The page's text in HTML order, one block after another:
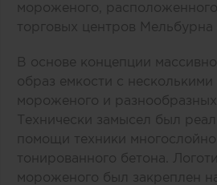
мороженого,
торговых центров Мельбурна
В основе концепции
образ емкости с несколькими
мороженого и разнообразных
Технически замысел был
помощи техники
тонированного бетона.
мороженого был закреплен